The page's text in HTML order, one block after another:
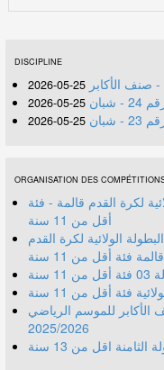
DISCIPLINE
25-05-2026
شبان 25-05-2026
25-05-2026
ORGANISATION DES
- البطولة الولائية لكرة القدم قالمة - فئة
أقل من 11 سنة
من منافسات البطولة الولائية لكرة القدم
قالمة فئة أقل من 11 سنة
فئة أقل من 11 سنة
- صنف الأكابر للموسم الرياضي
2025/2026
الثامنة اقل من 13 سنة